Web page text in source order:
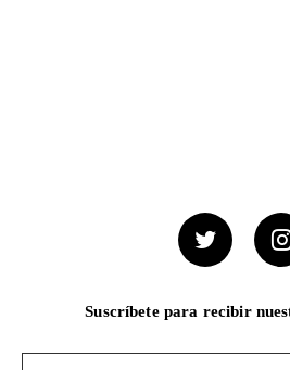
Suscríbete para recibir